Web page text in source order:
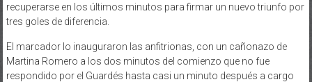
recuperarse en los últimos minutos para firmar un nuevo triunfo por
tres goles de diferencia.
El marcador lo inauguraron las anfitrionas, con un cañonazo de
Martina Romero a los dos minutos del comienzo que no fue
respondido por el Guardés hasta casi un minuto después a cargo